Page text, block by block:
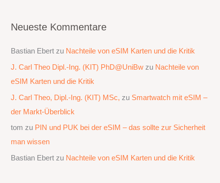
Neueste Kommentare
Bastian Ebert zu Nachteile von eSIM Karten und die Kritik
J. Carl Theo Dipl.-Ing. (KIT) PhD@UniBw zu Nachteile von
eSIM Karten und die Kritik
J. Carl Theo, Dipl.-Ing. (KIT) MSc, zu Smartwatch mit eSIM –
der Markt-Überblick
tom zu PIN und PUK bei der eSIM – das sollte zur Sicherheit
man wissen
Bastian Ebert zu Nachteile von eSIM Karten und die Kritik